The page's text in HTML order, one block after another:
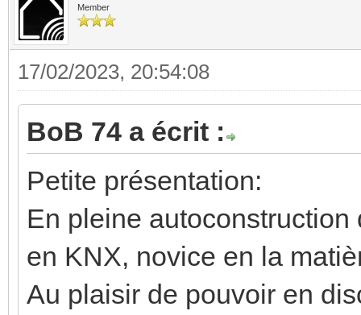
Member
17/02/2023, 20:54:08
BoB 74 a écrit :
Petite présentation:
En pleine
en KNX, novice en la
Au plaisir de pouvoir en